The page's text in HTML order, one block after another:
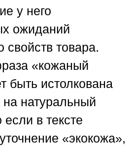
у него
ожиданий
свойств товара.
«кожаный
быть истолкована
на натуральный
в тексте
«экокожа»,